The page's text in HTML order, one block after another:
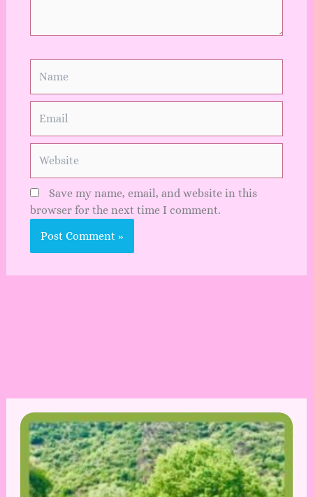
Save my name, email, and website in this
browser for the next time I comment.